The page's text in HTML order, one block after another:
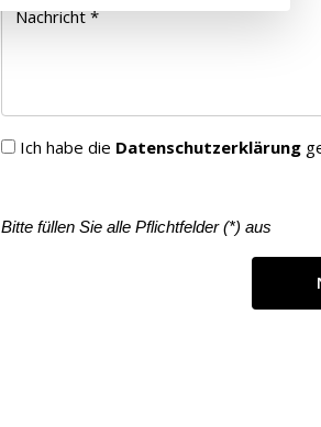
Nachricht *
Ich habe die Datenschutzerklärung
Bitte füllen Sie alle Pflichtfelder (*) aus